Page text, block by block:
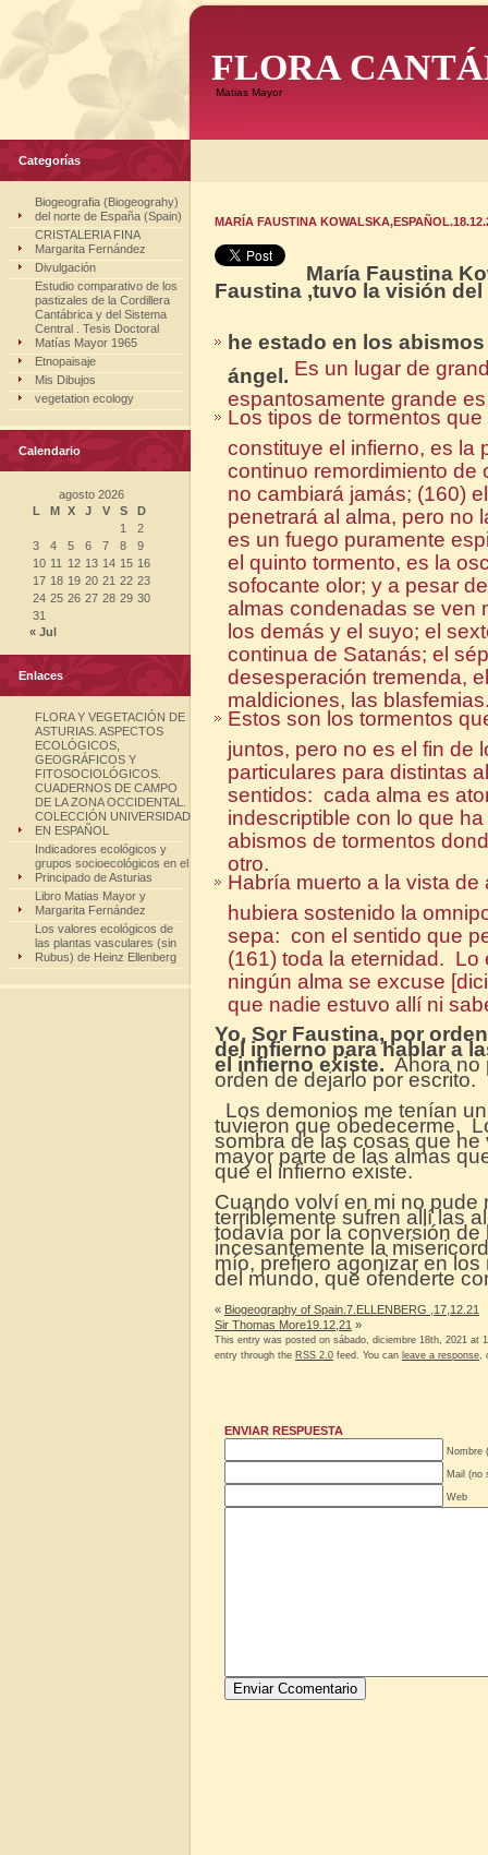
FLORA
Matias Mayor
Categorías
Biogeografia (Biogeograhy)
del norte de España (Spain)
CRISTALERIA FINA
Margarita Fernández
Divulgación
Estudio comparativo de los
pastizales de la Cordillera
Cantábrica y del Sistema
Central . Tesis Doctoral
Matías Mayor 1965
Etnopaisaje
Mis Dibujos
vegetation ecology
Calendario
agosto 2026
L
M X J V S
D
1
2
3
4 5 6 7 8
9
10 11 12 13 14 15 16
17 18 19 20 21 22 23
24 25 26 27 28 29 30
31
« Jul
Enlaces
FLORA Y VEGETACIÓN DE
ASTURIAS. ASPECTOS
ECOLÓGICOS,
GEOGRÁFICOS Y
FITOSOCIOLÓGICOS.
CUADERNOS DE CAMPO
DE LA ZONA OCCIDENTAL.
COLECCIÓN UNIVERSIDAD
EN ESPAÑOL
Indicadores ecológicos y
grupos socioecológicos en el
Principado de Asturias
Libro Matias Mayor y
Margarita Fernández
Los valores ecológicos de
las plantas vasculares (sin
Rubus) de Heinz Ellenberg
MARÍA FAUSTINA
María Faustina
Faustina ,tuvo la visión
he estado en los
ángel. Es un lugar de
espantosamente grande
Los tipos de tormentos
constituye el infierno, es la
continuo remordimiento de
no cambiará jamás; (160)
penetrará al alma, pero no
es un fuego puramente
el quinto tormento, es la
sofocante olor; y a pesar
almas condenadas se ven
los demás y el suyo; el
continua de Satanás; el
desesperación tremenda,
maldiciones, las
Estos son los tormentos
juntos, pero no es el fin de
particulares para distintas
sentidos: cada alma es
indescriptible con lo que
abismos de tormentos
otro.
Habría muerto a la vista
hubiera sostenido la
sepa: con el sentido que
(161) toda la eternidad. Lo
ningún alma se excuse
que nadie estuvo allí ni
Yo, Sor Faustina, por
del infierno para hablar a
el infierno existe. Ahora no
orden de dejarlo por escrito.
Los demonios me tenían
tuvieron que obedecerme.
sombra de las cosas que
mayor parte de las almas
que el infierno existe.
Cuando volví en mi no pude
terriblemente sufren allí las
todavía por la conversión
incesantemente la
mío, prefiero agonizar en
del mundo, que ofenderte
« Biogeography of Spain.7.ELLENBERG ,17,12.21
Sir Thomas More19.12,21 »
This entry was posted on sábado, diciembre 18th, 2021 at
entry through the RSS 2.0 feed. You can leave a response,
ENVIAR RESPUESTA
Nombre
Mail (no
Web